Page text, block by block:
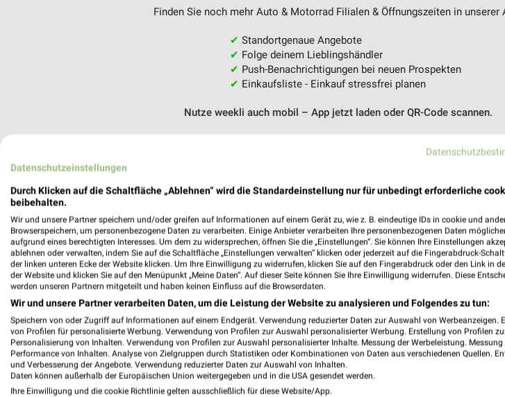
Finden Sie noch mehr Auto & Motorrad Filialen & Öffnungszeiten in unserer
✔ Standortgenaue Angebote
✔ Folge deinem Lieblingshändler
✔ Push-Benachrichtigungen bei neuen Prospekten
✔ Einkaufsliste - Einkauf stressfrei planen
Nutze weekli auch mobil – App jetzt laden oder QR-Code scannen.
pitstop Neubrandenburg
Kranichstr. 2 a
17034 Neubrandenburg
Datenschutzeinstellungen
Durch Klicken auf die Schaltfläche „Ablehnen“ wird die Standardeinstellung nur für unbedingt erforderliche
beibehalten.
Wir und unsere Partner speichern und/oder greifen auf Informationen auf einem Gerät zu, wie z. B. eindeutige IDs in cookie und
Browserspeichern, um personenbezogene Daten zu verarbeiten. Einige Anbieter verarbeiten Ihre personenbezogenen Daten
aufgrund eines berechtigten Interesses. Um dem zu widersprechen, öffnen Sie die „Einstellungen“. Sie können Ihre Einstellungen
ablehnen oder verwalten, indem Sie auf die Schaltfläche „Einstellungen verwalten“ klicken oder jederzeit auf die Fingerabdruck-
der linken unteren Ecke der Website klicken. Um Ihre Einwilligung zu widerrufen, klicken Sie auf den Fingerabdruck oder den Link in
der Website und klicken Sie auf den Menüpunkt „Meine Daten“. Auf dieser Seite können Sie Ihre Einwilligung widerrufen. Diese
werden unseren Partnern mitgeteilt und haben keinen Einfluss auf die Browserdaten.
Wir und unsere Partner verarbeiten Daten, um die Leistung der Website zu analysieren und Folgendes zu tun:
Speichern von oder Zugriff auf Informationen auf einem Endgerät. Verwendung reduzierter Daten zur Auswahl von Werbeanzeigen.
von Profilen für personalisierte Werbung. Verwendung von Profilen zur Auswahl personalisierter Werbung. Erstellung von Profilen
Personalisierung von Inhalten. Verwendung von Profilen zur Auswahl personalisierter Inhalte. Messung der Werbeleistung. Messung
Performance von Inhalten. Analyse von Zielgruppen durch Statistiken oder Kombinationen von Daten aus verschiedenen Quellen.
und Verbesserung der Angebote. Verwendung reduzierter Daten zur Auswahl von Inhalten.
Daten können außerhalb der Europäischen Union weitergegeben und in die USA gesendet werden.
Ihre Einwilligung und die cookie Richtlinie gelten ausschließlich für diese Website/App.